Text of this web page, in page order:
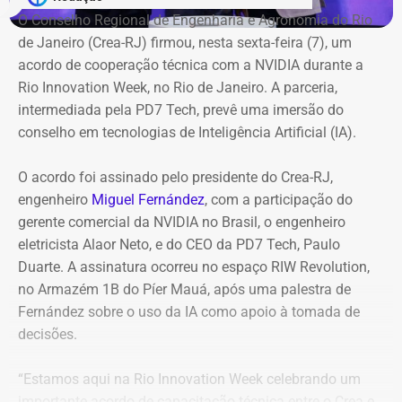
Jogo do Brasileirão Feminino adiado
O jogo entre Fluminense e Botafogo que aconteceria a
partir das 21h30 desta sexta (07), no Estádio Nilton
Santos, válido pelo Brasileirão Feminino, também foi
Futebol (CBF). “por conta dos alertas da Defesa Civil de
fortes ventos no Rio de Janeiro”, o clássico teve a
mudança de data para segunda (10) às 18 horas.
O Conselho Regional de Engenharia e Agronomia do Rio
de Janeiro (Crea-RJ) firmou, nesta sexta-feira (7), um
acordo de cooperação técnica com a NVIDIA durante a
Rio Innovation Week, no Rio de Janeiro. A parceria,
intermediada pela PD7 Tech, prevê uma imersão do
conselho em tecnologias de Inteligência Artificial (IA).
O acordo foi assinado pelo presidente do Crea-RJ,
engenheiro Miguel Fernández, com a participação do
gerente comercial da NVIDIA no Brasil, o engenheiro
eletricista Alaor Neto, e do CEO da PD7 Tech, Paulo
Duarte. A assinatura ocorreu no espaço RIW Revolution,
no Armazém 1B do Píer Mauá, após uma palestra de
Fernández sobre o uso da IA como apoio à tomada de
decisões.
“Estamos aqui na Rio Innovation Week celebrando um